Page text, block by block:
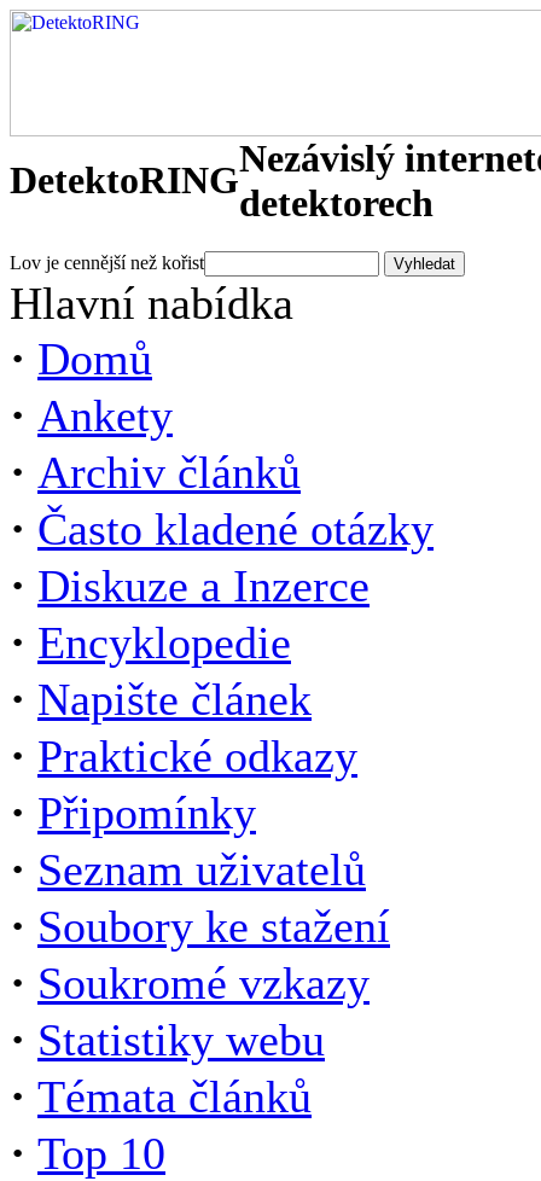
DetektoRINGNezávislý
detektorech
Lov je cennější než kořist
Hlavní nabídka
· Domů
· Ankety
· Archiv článků
· Často kladené otázky
· Diskuze a Inzerce
· Encyklopedie
· Napište článek
· Praktické odkazy
· Připomínky
· Seznam uživatelů
· Soubory ke stažení
· Soukromé vzkazy
· Statistiky webu
· Témata článků
· Top 10